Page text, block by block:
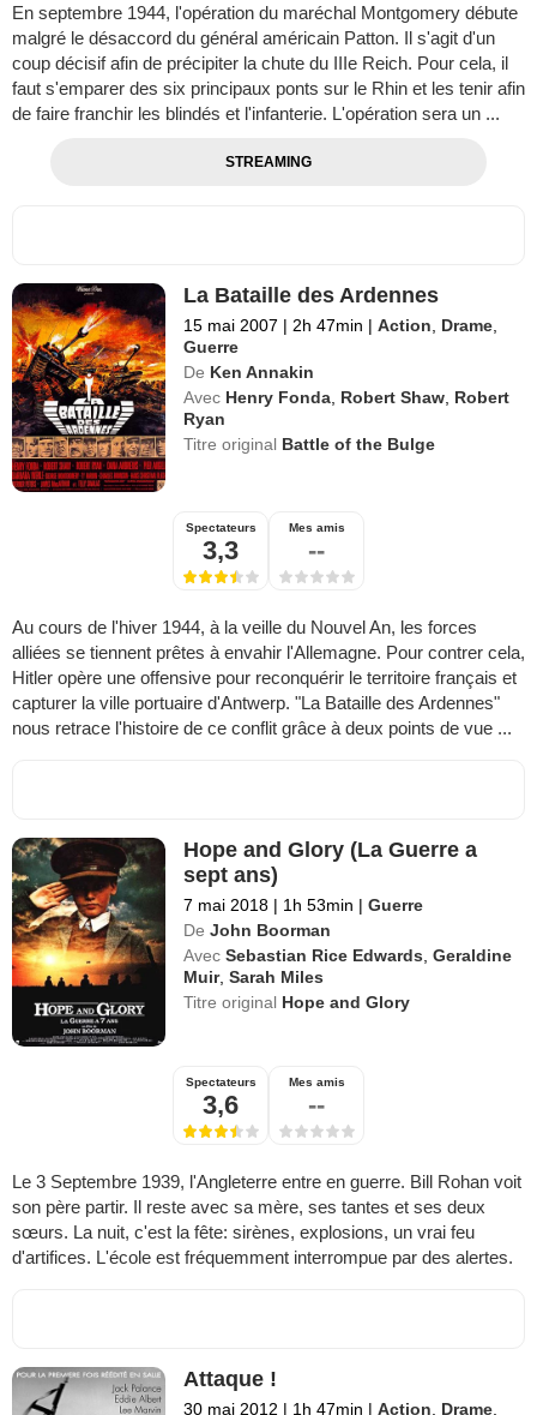
En septembre 1944, l'opération du maréchal Montgomery débute
malgré le désaccord du général américain Patton. Il s'agit d'un
coup décisif afin de précipiter la chute du IIIe Reich. Pour cela, il
faut s'emparer des six principaux ponts sur le Rhin et les tenir afin
de faire franchir les blindés et l'infanterie. L'opération sera un ...
STREAMING
La Bataille des Ardennes
15 mai 2007 | 2h 47min | Action, Drame,
Guerre
De Ken Annakin
Avec Henry Fonda, Robert Shaw, Robert
Ryan
Titre original Battle of the Bulge
Spectateurs
3,3
Mes amis
--
Au cours de l'hiver 1944, à la veille du Nouvel An, les forces
alliées se tiennent prêtes à envahir l'Allemagne. Pour contrer cela,
Hitler opère une offensive pour reconquérir le territoire français et
capturer la ville portuaire d'Antwerp. "La Bataille des Ardennes"
nous retrace l'histoire de ce conflit grâce à deux points de vue ...
Hope and Glory (La Guerre a
sept ans)
7 mai 2018 | 1h 53min | Guerre
De John Boorman
Avec Sebastian Rice Edwards,Geraldine
Muir,Sarah Miles
Titre original Hope and Glory
Spectateurs
3,6
Mes amis
--
Le 3 Septembre 1939, l'Angleterre entre en guerre. Bill Rohan voit
son père partir. Il reste avec sa mère, ses tantes et ses deux
sœurs. La nuit, c'est la fête: sirènes, explosions, un vrai feu
d'artifices. L'école est fréquemment interrompue par des alertes.
Attaque !
30 mai 2012 | 1h 47min | Action, Drame,